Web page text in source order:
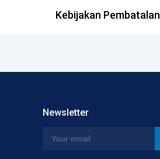
Kebijakan Pembatalan
Newsletter